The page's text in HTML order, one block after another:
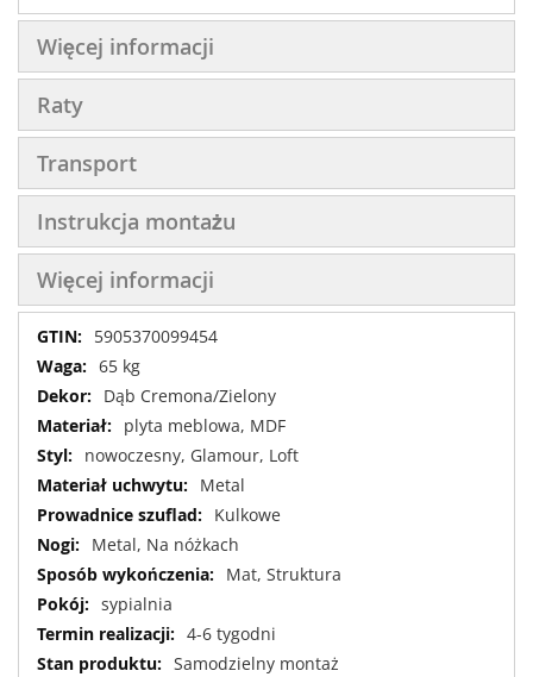
Więcej informacji
Raty
Transport
Instrukcja montażu
Więcej informacji
Więcej
informacji
5905370099454
65 kg
Dąb Cremona/Zielony
plyta meblowa, MDF
nowoczesny, Glamour, Loft
Metal
Kulkowe
Metal, Na nóżkach
Mat, Struktura
sypialnia
4-6 tygodni
Samodzielny montaż